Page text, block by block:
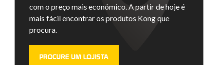
com o preço mais económico. A partir de hoje é
mais fácil encontrar os produtos Kong que
procura.
PROCURE UM LOJISTA